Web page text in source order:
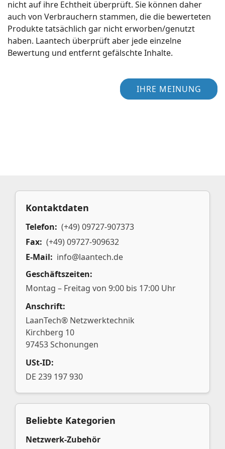
nicht auf ihre Echtheit überprüft. Sie können daher
auch von Verbrauchern stammen, die die bewerteten
Produkte tatsächlich gar nicht erworben/genutzt
haben. Laantech überprüft aber jede einzelne
Bewertung und entfernt gefälschte Inhalte.
IHRE MEINUNG
Kontaktdaten
Telefon: (+49) 09727-907373
Fax: (+49) 09727-909632
E-Mail: info@laantech.de
Geschäftszeiten:
Montag – Freitag von 9:00 bis 17:00 Uhr
Anschrift:
LaanTech® Netzwerktechnik
Kirchberg 10
97453 Schonungen
USt-ID:
DE 239 197 930
Beliebte Kategorien
Netzwerk-Zubehör